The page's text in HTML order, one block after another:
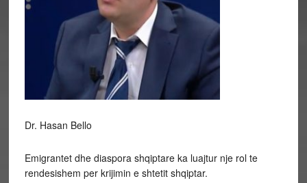
Dr. Hasan Bello
Emigrantet dhe diaspora shqiptare ka luajtur nje rol te
rendesishem per krijimin e shtetit shqiptar.